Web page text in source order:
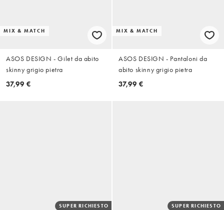
MIX & MATCH
ASOS DESIGN - Gilet da abito
skinny grigio pietra
37,99 €
MIX & MATCH
ASOS DESIGN - Pantaloni da
abito skinny grigio pietra
37,99 €
SUPER RICHIESTO SUPER RICHIESTO